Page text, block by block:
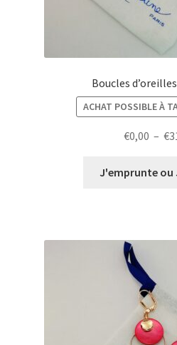
Boucles
ACHAT POSSIBLE À
€0,00 – €
J'emprunte ou